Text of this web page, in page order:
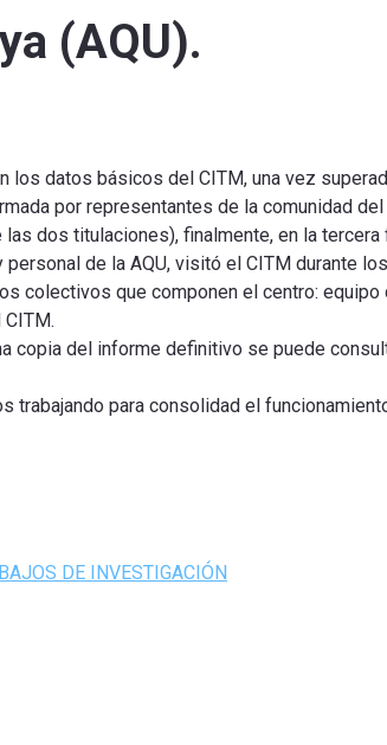
(AQU).
datos básicos del CITM, una vez
por representantes de la comunidad del
dos titulaciones), finalmente, en la
de la AQU, visitó el CITM durante
colectivos que componen el centro:
copia del informe definitivo se puede
para consolidad el
DE INVESTIGACIÓN